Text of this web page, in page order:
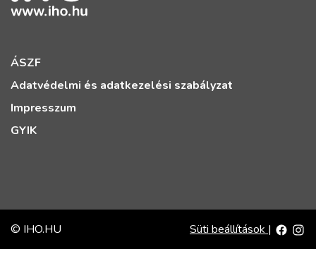
ÁSZF
Adatvédelmi és adatkezelési szabályzat
Impresszum
GYIK
© IHO.HU Süti beállítások |